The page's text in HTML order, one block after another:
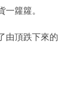
籮籮。
由頂跌下來的